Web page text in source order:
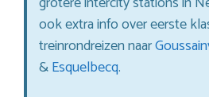
ook extra info over eerste
treinrondreizen naar
&Esquelbecq.